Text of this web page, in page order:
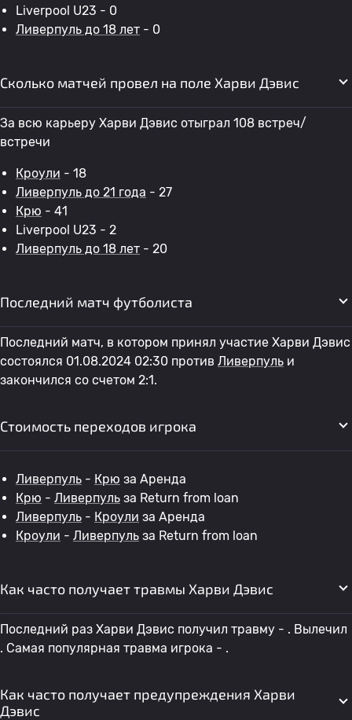
Liverpool U23 - 0
Ливерпуль до 18 лет - 0
Сколько матчей провел на поле Харви Дэвис
За всю карьеру Харви Дэвис отыграл 108 встреч/
встречи
Кроули - 18
Ливерпуль до 21 года - 27
Крю - 41
Liverpool U23 - 2
Ливерпуль до 18 лет - 20
Последний матч футболиста
Последний матч, в котором принял участие Харви Дэвис
состоялся 01.08.2024 02:30 против Ливерпуль и
закончился со счетом 2:1.
Стоимость переходов игрока
Ливерпуль - Крю за Аренда
Крю - Ливерпуль за Return from loan
Ливерпуль - Кроули за Аренда
Кроули - Ливерпуль за Return from loan
Как часто получает травмы Харви Дэвис
Последний раз Харви Дэвис получил травму - . Вылечил
. Самая популярная травма игрока - .
Как часто получает предупреждения Харви
Дэвис